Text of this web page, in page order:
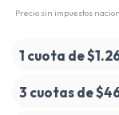
Precio sin impuestos
1 cuota de
3 cuotas de